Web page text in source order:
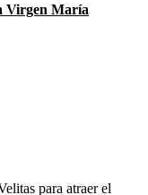
Virgen María
para atraer el